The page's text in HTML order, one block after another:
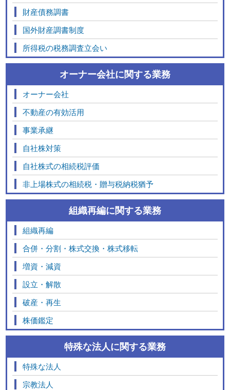
財産債務調書
国外財産調書制度
所得税の税務調査立会い
オーナー会社に関する業務
オーナー会社
不動産の有効活用
事業承継
自社株対策
自社株式の相続税評価
非上場株式の相続税・贈与税納税猶予
組織再編に関する業務
組織再編
合併・分割・株式交換・株式移転
増資・減資
設立・解散
破産・再生
株価鑑定
特殊な法人に関する業務
特殊な法人
宗教法人